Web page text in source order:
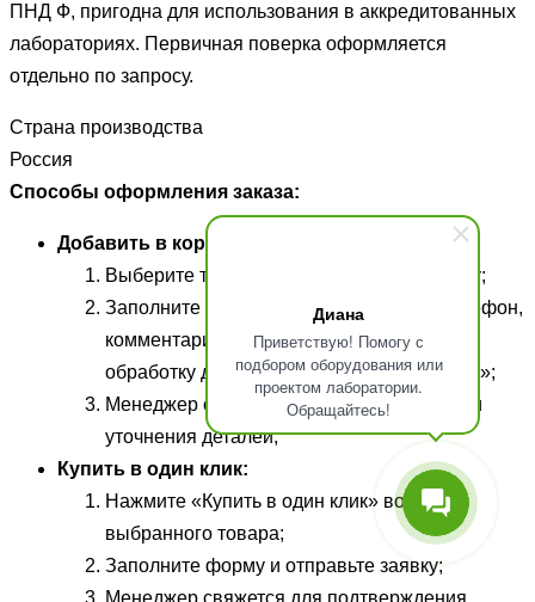
Диана
Приветствую! Помогу с
подбором оборудования или
проектом лаборатории.
Обращайтесь!
ПНД Ф, пригодна для использования в аккредитованных
лабораториях. Первичная поверка оформляется
отдельно по запросу.
Страна производства
Россия
Способы оформления заказа:
Добавить в корзину:
Выберите товары и добавьте их в корзину;
Заполните обязательные поля (ФИО, телефон,
комментарий), подтвердите согласие на
обработку данных, и нажмите «Отправить»;
Менеджер свяжется для подтверждения и
уточнения деталей;
Купить в один клик:
Нажмите «Купить в один клик» возле
выбранного товара;
Заполните форму и отправьте заявку;